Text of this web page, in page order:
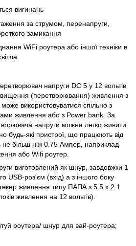
вигинань
за струмом, перенапруги,
замикання
WiFi роутера або іншої техніки в
напруги DC 5 у 12 вольтів
(перетворювання) живлення з
може використовуватися спільно з
живлення або з Power bank. За
напруги можна легко живити
будь-які пристрої, що працюють від
не більш ніж 0.75 Ампер, наприклад
або Wifi роутер.
виготовлений як шнур, завдовжки 1
USB-роз'єм (вхід) а з іншого боку
живлення типу ПАПА з 5.5 х 2.1
живлення на 12 вольтів).
роутера/ шнур для вай-роутера;